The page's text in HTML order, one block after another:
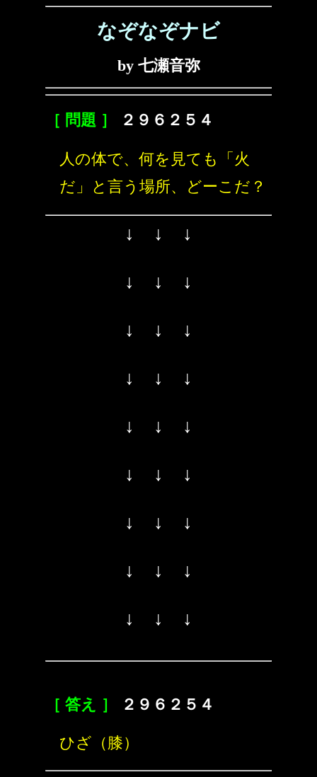
なぞなぞナビ
by 七瀬音弥
［ 問題 ］ ２９６２５４
人の体で、何を見ても「火
だ」と言う場所、どーこだ？
↓ ↓ ↓
↓ ↓ ↓
↓ ↓ ↓
↓ ↓ ↓
↓ ↓ ↓
↓ ↓ ↓
↓ ↓ ↓
↓ ↓ ↓
↓ ↓ ↓
［ 答え ］ ２９６２５４
ひざ（膝）